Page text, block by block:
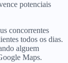
potenciais
concorrentes
todos os dias.
alguem
Maps.